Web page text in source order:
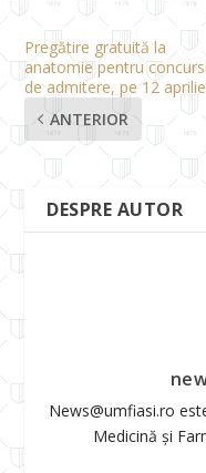
Pregătire gratuită la
anatomie pentru
de admitere, pe 12 aprilie
ANTERIOR
DESPRE AUTOR
News@umfiasi.ro
Medicină și